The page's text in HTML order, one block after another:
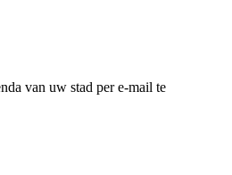
van uw stad per e-mail te